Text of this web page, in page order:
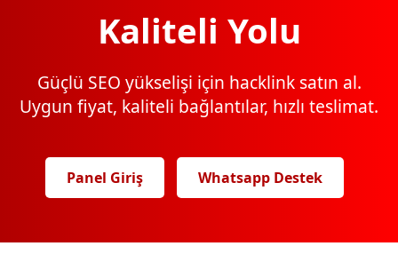
Kaliteli Yolu
Güçlü SEO yükselişi için hacklink satın al.
Uygun fiyat, kaliteli bağlantılar, hızlı teslimat.
Panel Giriş Whatsapp Destek